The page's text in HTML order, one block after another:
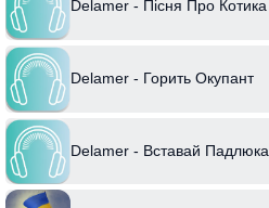
Delamer - Пісня Про Котика
Delamer - Горить Окупант
Delamer - Вставай Падлюка